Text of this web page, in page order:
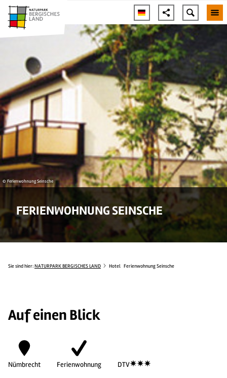
© Ferienwohnung Seinsche
FERIENWOHNUNG SEINSCHE
Sie sind hier:NATURPARK BERGISCHES LAND Hotel Ferienwohnung Seinsche
Auf einen Blick
Nümbrecht Ferienwohnung DTV